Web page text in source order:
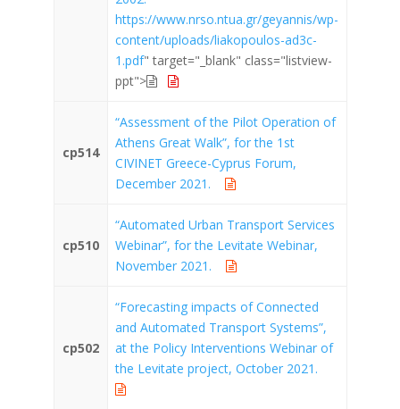
https://www.nrso.ntua.gr/geyannis/wp-
content/uploads/liakopoulos-ad3c-
1.pdf" target="_blank" class="listview-
ppt">
cp514
“Assessment of the Pilot Operation of
Athens Great Walk”, for the 1st
CIVINET Greece-Cyprus Forum,
December 2021.
cp510
“Automated Urban Transport Services
Webinar”, for the Levitate Webinar,
November 2021.
cp502
“Forecasting impacts of Connected
and Automated Transport Systems”,
at the Policy Interventions Webinar of
the Levitate project, October 2021.